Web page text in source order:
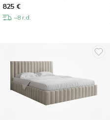
825 €
~8 r.d.